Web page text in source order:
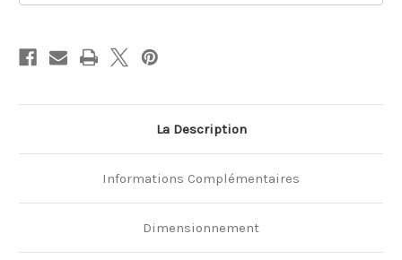
La Description
Informations Complémentaires
Dimensionnement